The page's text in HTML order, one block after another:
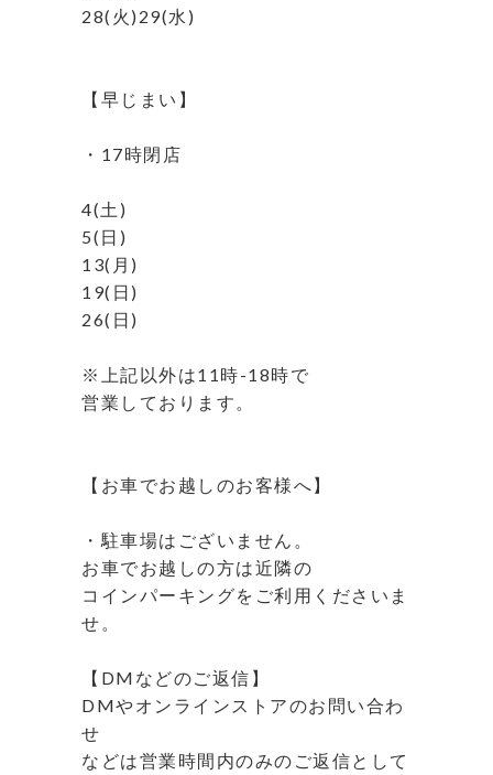
28(火)29(水)
【早じまい】
・17時閉店
4(土)
5(日)
13(月)
19(日)
26(日)
※上記以外は11時-18時で
営業しております。
【お車でお越しのお客様へ】
・駐車場はございません。
お車でお越しの方は近隣の
コインパーキングをご利用くださいま
せ。
【DMなどのご返信】
DMやオンラインストアのお問い合わ
せ
などは営業時間内のみのご返信として